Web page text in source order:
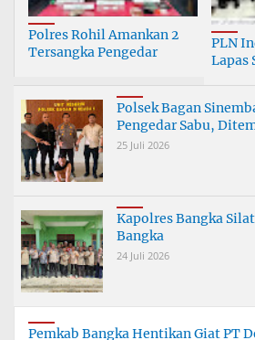
Polres Rohil Amankan 2
Tersangka Pengedar
Sabu dan 1,79 Gram Ganja
PLN
Lapas
Polsek Bagan
Pengedar Sabu,
25 Juli 2026
Kapolres Bangka
Bangka
24 Juli 2026
Pemkab Bangka Hentikan Giat PT